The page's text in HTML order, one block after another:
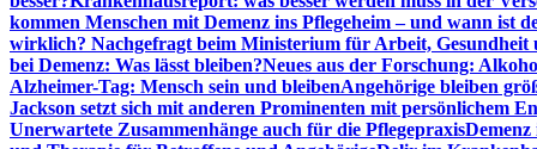
kommen Menschen mit Demenz ins Pflegeheim – und wann ist
wirklich? Nachgefragt beim Ministerium für Arbeit, Gesundheit
bei Demenz: Was lässt bleiben?Neues aus der Forschung:
Alzheimer-Tag: Mensch sein und bleibenAngehörige bleiben
Jackson setzt sich mit anderen Prominenten mit persönlichem
Unerwartete Zusammenhänge auch für die Pflegepraxis